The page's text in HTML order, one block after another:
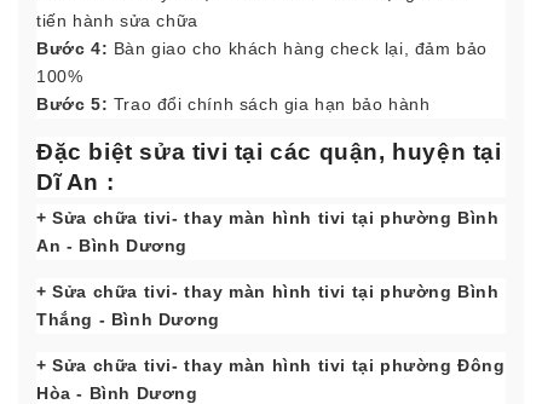
tiến hành sửa chữa
Bước 4: Bàn giao cho khách hàng check lại, đảm bảo
100%
Bước 5: Trao đổi chính sách gia hạn bảo hành
Đặc biệt sửa tivi tại các quận, huyện tại
Dĩ An :
+ Sửa chữa tivi- thay màn hình tivi tại phường Bình
An - Bình Dương
+ Sửa chữa tivi- thay màn hình tivi tại phường Bình
Thắng - Bình Dương
+ Sửa chữa tivi- thay màn hình tivi tại phường Đông
Hòa - Bình Dương